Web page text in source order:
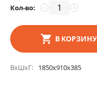
Кол-во: +
−
В КОРЗИНУ
ВхШхГ 1850х910х385